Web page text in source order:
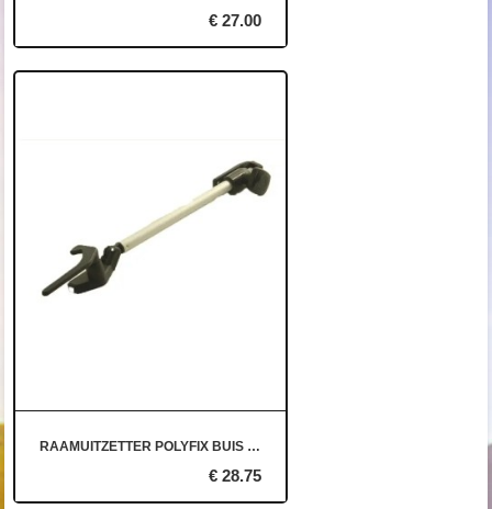
€ 27.00
RAAMUITZETTER POLYFIX BUIS 20 CM L
€ 28.75